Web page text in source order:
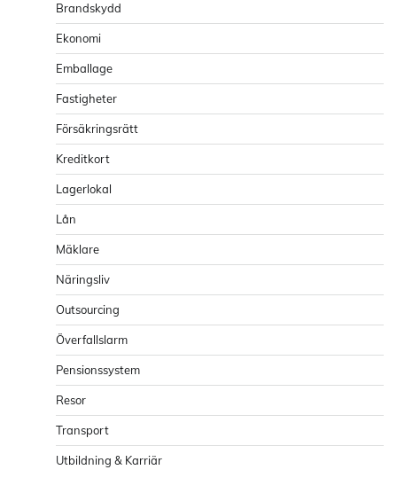
Brandskydd
Ekonomi
Emballage
Fastigheter
Försäkringsrätt
Kreditkort
Lagerlokal
Lån
Mäklare
Näringsliv
Outsourcing
Överfallslarm
Pensionssystem
Resor
Transport
Utbildning & Karriär